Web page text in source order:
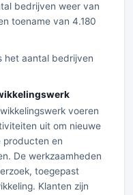
bedrijven weer van
toename van 4.180
het aantal bedrijven
voeren
uit om nieuwe
producten en
De werkzaamheden
toegepast
Klanten zijn